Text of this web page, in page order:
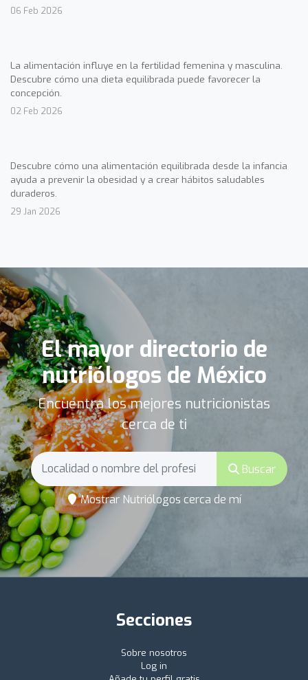
06 Feb 2026
La alimentación influye en la fertilidad femenina y masculina.
Descubre cómo una dieta equilibrada puede favorecer la
concepción.
02 Feb 2026
Descubre cómo una alimentación equilibrada desde la infancia
ayuda a prevenir la obesidad y a crear hábitos saludables
duraderos.
29 Jan 2026
El mayor directorio de
nutriólogos de México
Encuentra los mejores nutricionistas
cerca de ti
Buscar
Mostrar Nutriólogos cerca de mí
Secciones
Sobre nosotros
Log in